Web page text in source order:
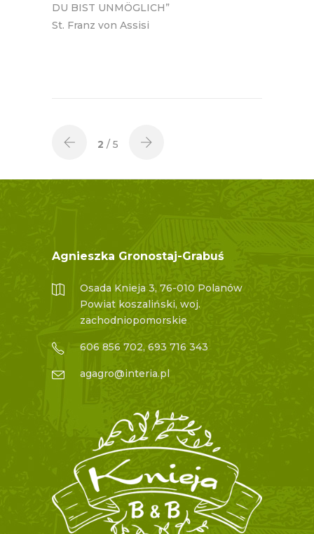
DU BIST UNMÖGLICH”
St. Franz von Assisi
2 / 5
Agnieszka Gronostaj-Grabuś
Osada Knieja 3, 76-010 Polanów
Powiat koszaliński, woj.
zachodniopomorskie
606 856 702, 693 716 343
agagro@interia.pl